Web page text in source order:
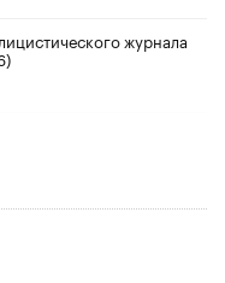
журнала